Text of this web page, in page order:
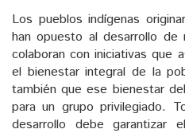
Los pueblos indígenas
han opuesto al desarrollo
colaboran con iniciativas que
el bienestar integral de la
también que ese bienestar
para un grupo privilegiado.
desarrollo debe garantizar